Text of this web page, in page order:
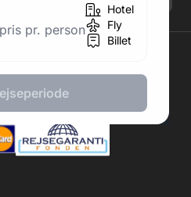
pr. person
Hotel
Fly
Billet